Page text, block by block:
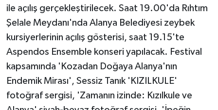
ile açılış gerçekleştirilecek. Saat 19.00'da Rıhtım
Şelale Meydanı'nda Alanya Belediyesi zeybek
kursiyerlerinin açılış gösterisi, saat 19.15'te
Aspendos Ensemble konseri yapılacak. Festival
kapsamında 'Kozadan Doğaya Alanya'nın
Endemik Mirası', Sessiz Tanık 'KIZILKULE'
fotoğraf sergisi, 'Zamanın izinde: Kızılkule ve